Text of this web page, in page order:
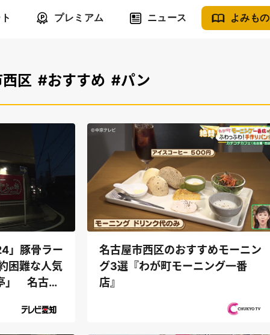
プレミアム ニュース よみもの
区 #おすすめ #パン
」豚骨ラー
困難な人気
」 名古屋
名古屋市西区のおすすめモーニン
グ3選『わが町モーニング一番
店』